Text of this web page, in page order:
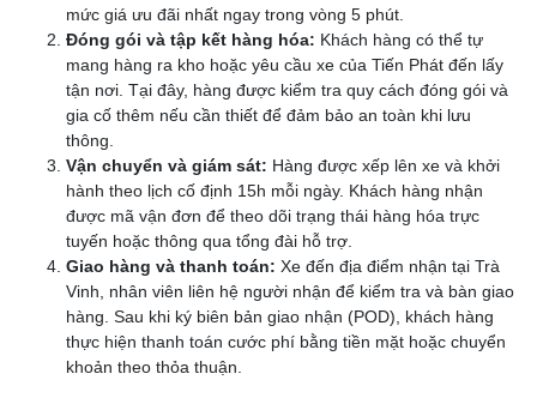
mức giá ưu đãi nhất ngay trong vòng 5 phút.
Đóng gói và tập kết hàng hóa: Khách hàng có thể tự
mang hàng ra kho hoặc yêu cầu xe của Tiến Phát đến lấy
tận nơi. Tại đây, hàng được kiểm tra quy cách đóng gói và
gia cố thêm nếu cần thiết để đảm bảo an toàn khi lưu
thông.
Vận chuyển và giám sát: Hàng được xếp lên xe và khởi
hành theo lịch cố định 15h mỗi ngày. Khách hàng nhận
được mã vận đơn để theo dõi trạng thái hàng hóa trực
tuyến hoặc thông qua tổng đài hỗ trợ.
Giao hàng và thanh toán: Xe đến địa điểm nhận tại Trà
Vinh, nhân viên liên hệ người nhận để kiểm tra và bàn giao
hàng. Sau khi ký biên bản giao nhận (POD), khách hàng
thực hiện thanh toán cước phí bằng tiền mặt hoặc chuyển
khoản theo thỏa thuận.